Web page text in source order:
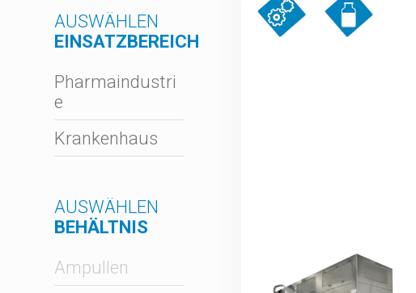
AUSWÄHLEN
EINSATZBEREICH
Pharmaindustri
e
Krankenhaus
AUSWÄHLEN
BEHÄLTNIS
Ampullen